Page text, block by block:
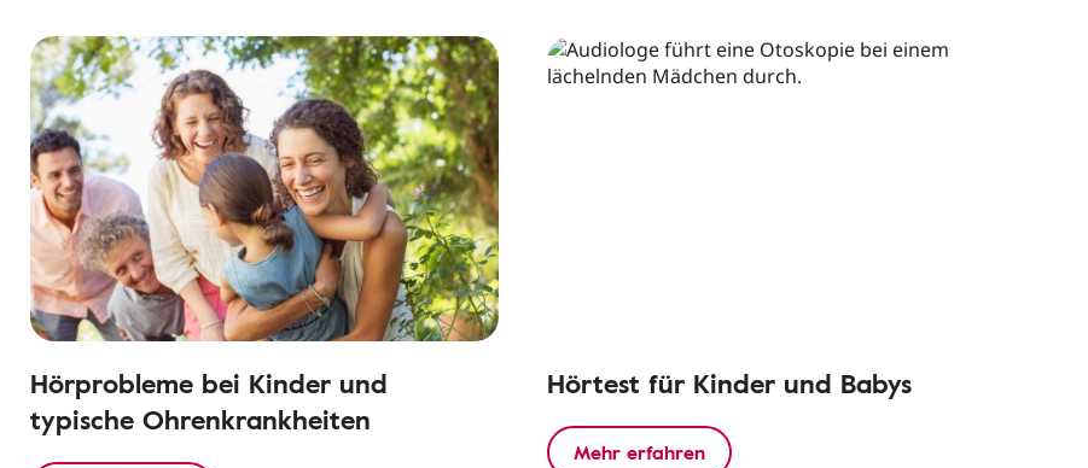
Hörprobleme bei Kinder und
typische Ohrenkrankheiten
Hörtest für Kinder und Babys
Mehr erfahren